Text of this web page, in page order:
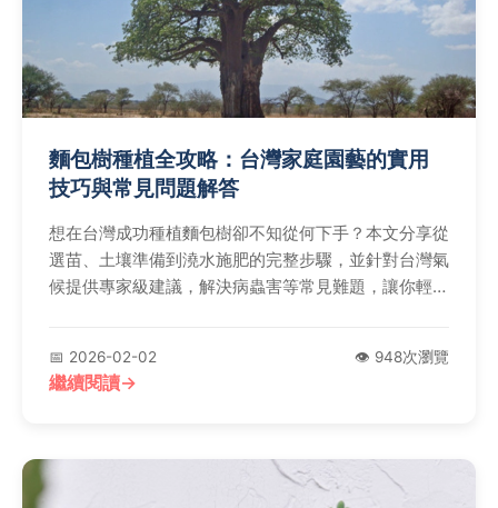
麵包樹種植全攻略：台灣家庭園藝的實用
技巧與常見問題解答
想在台灣成功種植麵包樹卻不知從何下手？本文分享從
選苗、土壤準備到澆水施肥的完整步驟，並針對台灣氣
候提供專家級建議，解決病蟲害等常見難題，讓你輕鬆
📅 2026-02-02 👁️ 948次瀏覽
繼續閱讀